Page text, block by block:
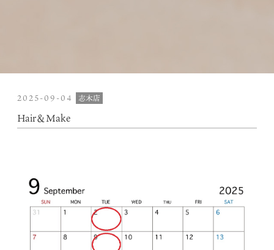
2025-09-04 志木店
Hair＆Make